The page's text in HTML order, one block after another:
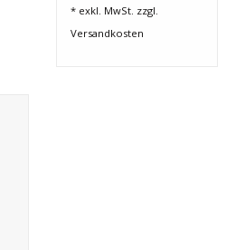
* exkl. MwSt. zzgl.
Versandkosten